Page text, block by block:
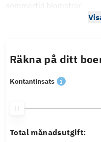
sommartid blomstrar
Räkna på ditt
Kontantinsats
Total månadsutgift: